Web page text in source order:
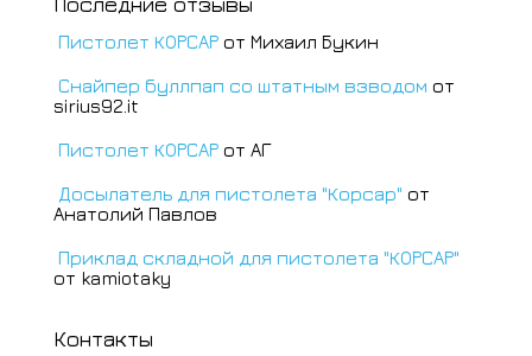
Пистолет КОРСАР от Михаил Букин
Снайпер буллпап со штатным взводом от
sirius92.it
Пистолет КОРСАР от АГ
Досылатель для пистолета "Корсар" от
Анатолий Павлов
Приклад складной для пистолета "КОРСАР"
от kamiotaky
Контакты